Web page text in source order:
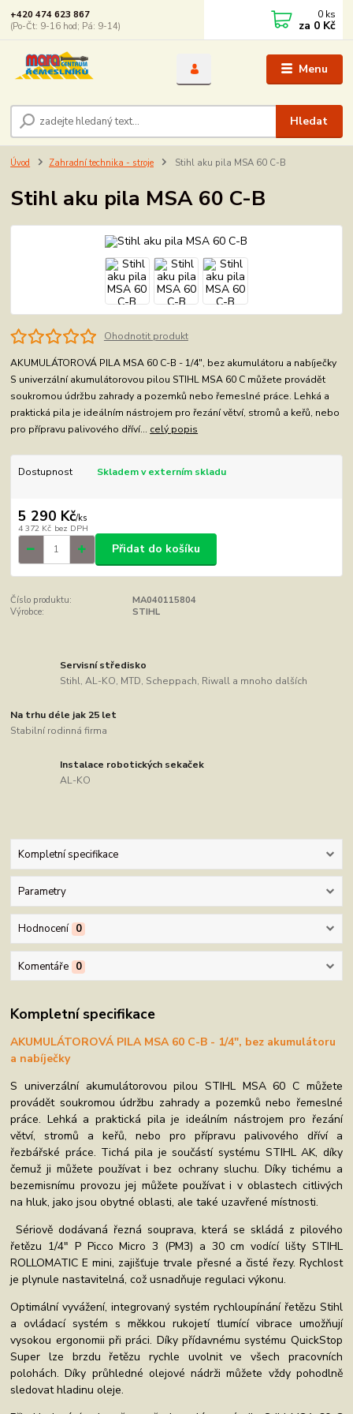
Menu
Hledat
+420 474 623 867
(Po-Čt: 9-16 hod; Pá: 9-14)
0 ks
za 0 Kč
Úvod Zahradní technika - stroje Stihl aku pila MSA 60 C-B
Stihl aku pila MSA 60 C-B
Ohodnotit produkt
AKUMULÁTOROVÁ PILA MSA 60 C-B - 1/4", bez akumulátoru a nabíječky
S univerzální akumulátorovou pilou STIHL MSA 60 C můžete provádět
soukromou údržbu zahrady a pozemků nebo řemeslné práce. Lehká a
praktická pila je ideálním nástrojem pro řezání větví, stromů a keřů, nebo
pro přípravu palivového dříví... celý popis
Dostupnost Skladem v externím skladu
5 290 Kč/ks
4 372 Kč bez DPH
Přidat do košíku
Číslo produktu:
MA040115804
Výrobce:
STIHL
Servisní středisko
Stihl, AL-KO, MTD, Scheppach, Riwall a mnoho dalších
Na trhu déle jak 25 let
Stabilní rodinná firma
Instalace robotických sekaček
AL-KO
Kompletní specifikace
Parametry
Hodnocení 0
Komentáře 0
Kompletní specifikace
AKUMULÁTOROVÁ PILA MSA 60 C-B - 1/4", bez akumulátoru
a nabíječky
S univerzální akumulátorovou pilou STIHL MSA 60 C můžete
provádět soukromou údržbu zahrady a pozemků nebo řemeslné
práce. Lehká a praktická pila je ideálním nástrojem pro řezání
větví, stromů a keřů, nebo pro přípravu palivového dříví a
řezbářské práce. Tichá pila je součástí systému STIHL AK, díky
čemuž ji můžete používat i bez ochrany sluchu. Díky tichému a
bezemisnímu provozu jej můžete používat i v oblastech citlivých
na hluk, jako jsou obytné oblasti, ale také uzavřené místnosti.
Sériově dodávaná řezná souprava, která se skládá z pilového
řetězu 1/4" P Picco Micro 3 (PM3) a 30 cm vodící lišty STIHL
ROLLOMATIC E mini, zajišťuje trvale přesné a čisté řezy. Rychlost
je plynule nastavitelná, což usnadňuje regulaci výkonu.
Optimální vyvážení, integrovaný systém rychloupínání řetězu Stihl
a ovládací systém s měkkou rukojetí tlumící vibrace umožňují
vysokou ergonomii při práci. Díky přídavnému systému QuickStop
Super lze brzdu řetězu rychle uvolnit ve všech pracovních
polohách. Díky průhledné olejové nádrži můžete vždy pohodlně
sledovat hladinu oleje.